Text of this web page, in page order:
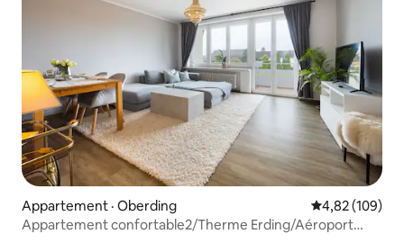
Appartement · Oberding Note
4,82 (109)
Appartement confortable2/Therme Erding/Aéroport